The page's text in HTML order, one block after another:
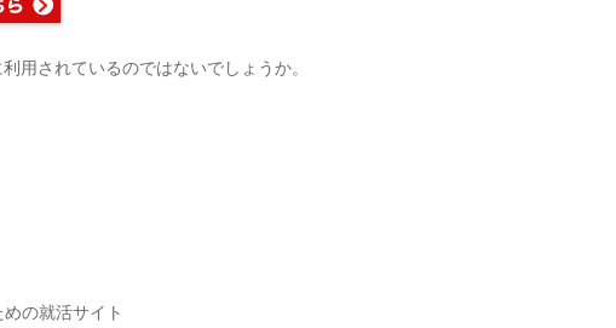
用されているのではないでしょうか。
の就活サイト